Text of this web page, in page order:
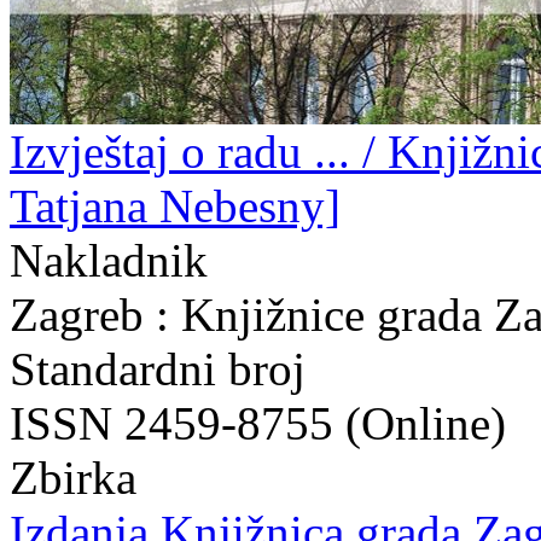
Izvještaj o radu ... /
Tatjana Nebesny]
Nakladnik
Zagreb : Knjižnice grada
Standardni broj
ISSN 2459-8755 (Online)
Zbirka